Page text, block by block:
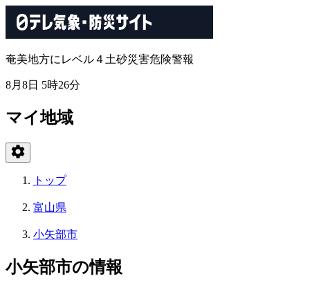
奄美地方にレベル４土砂災害危険警報
8月8日 5時26分
マイ地域
トップ
富山県
小矢部市
小矢部市の情報